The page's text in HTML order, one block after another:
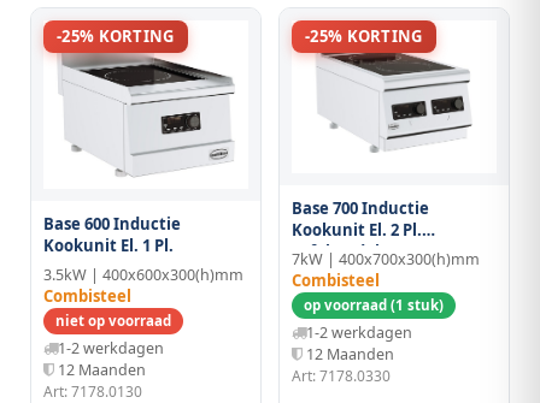
-25% KORTING
Base 600 Inductie
Kookunit El. 1 Pl.
3.5kW | 400x600x300(h)mm
Combisteel
niet op voorraad
1-2 werkdagen
12 Maanden
Art: 7178.0130
-25% KORTING
Base 700 Inductie
Kookunit El. 2 Pl.
Tafelmodel
7kW | 400x700x300(h)mm
Combisteel
op voorraad (1 stuk)
1-2 werkdagen
12 Maanden
Art: 7178.0330